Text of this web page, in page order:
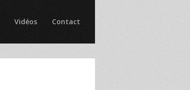
Vidéos Contact